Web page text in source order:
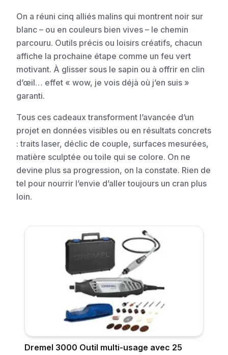
On a réuni cinq alliés malins qui montrent noir sur
blanc – ou en couleurs bien vives – le chemin
parcouru. Outils précis ou loisirs créatifs, chacun
affiche la prochaine étape comme un feu vert
motivant. À glisser sous le sapin ou à offrir en clin
d’œil… effet « wow, je vois déjà où j’en suis »
garanti.
Tous ces cadeaux transforment l’avancée d’un
projet en données visibles ou en résultats concrets
: traits laser, déclic de couple, surfaces mesurées,
matière sculptée ou toile qui se colore. On ne
devine plus sa progression, on la constate. Rien de
tel pour nourrir l’envie d’aller toujours un cran plus
loin.
Dremel 3000 Outil multi-usage avec 25